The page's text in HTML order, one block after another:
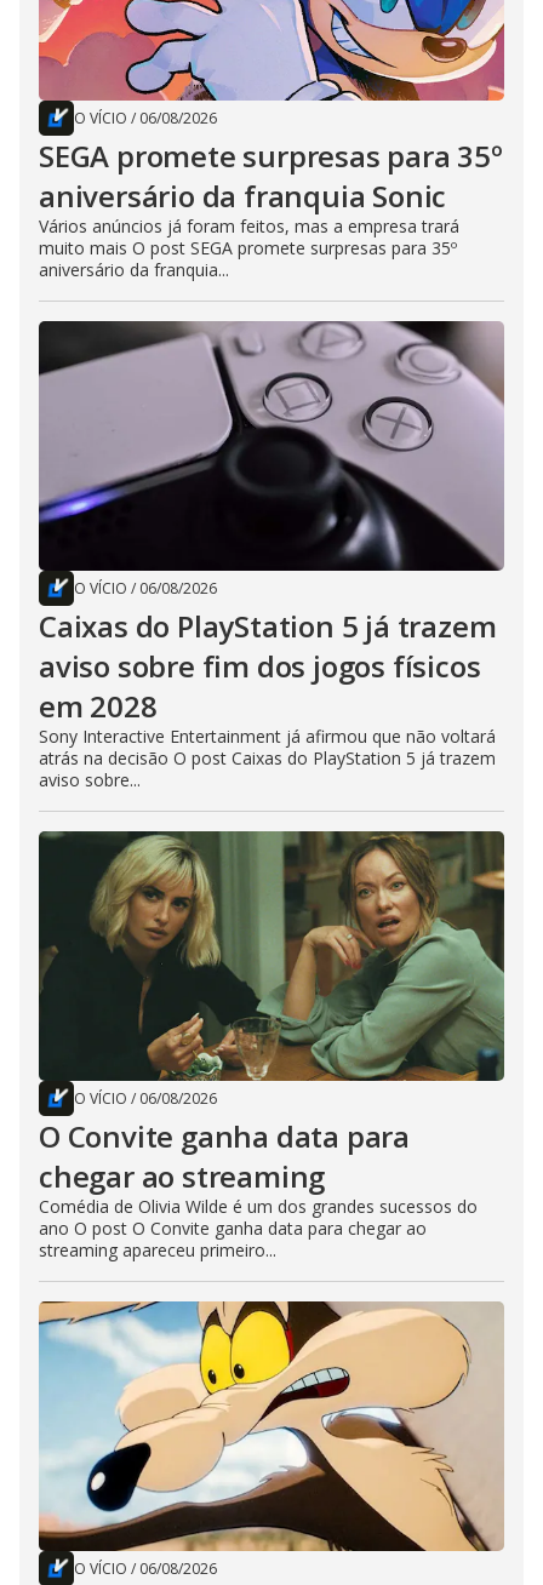
O VÍCIO / 06/08/2026
SEGA promete surpresas para 35º
aniversário da franquia Sonic
Vários anúncios já foram feitos, mas a empresa trará
muito mais O post SEGA promete surpresas para 35º
aniversário da franquia...
O VÍCIO / 06/08/2026
Caixas do PlayStation 5 já trazem
aviso sobre fim dos jogos físicos
em 2028
Sony Interactive Entertainment já afirmou que não voltará
atrás na decisão O post Caixas do PlayStation 5 já trazem
aviso sobre...
O VÍCIO / 06/08/2026
O Convite ganha data para
chegar ao streaming
Comédia de Olivia Wilde é um dos grandes sucessos do
ano O post O Convite ganha data para chegar ao
streaming apareceu primeiro...
O VÍCIO / 06/08/2026